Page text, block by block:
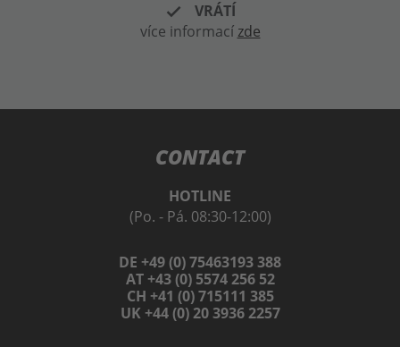
VRÁTÍ
více informacízde
CONTACT
HOTLINE
(Po. - Pá. 08:30-12:00)
DE +49 (0) 75463193 388
AT +43 (0) 5574 256 52
CH +41 (0) 715111 385
UK +44 (0) 20 3936 2257